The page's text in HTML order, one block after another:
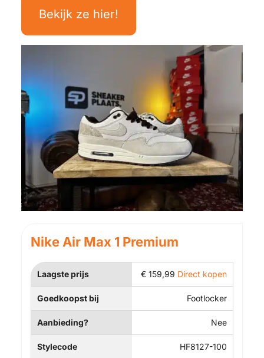
Bekijk ze hier!
Nike Air Max 1 Premium
Laagste prijs € 159,99 Direct kopen
Goedkoopst bij Footlocker
Aanbieding? Nee
Stylecode HF8127-100